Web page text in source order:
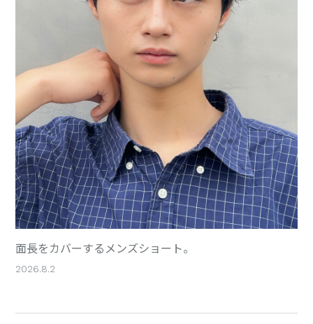
面長をカバーするメンズショート。
2026.8.2